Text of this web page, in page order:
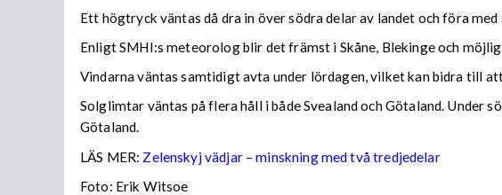
Ett högtryck väntas då dra in över södra delar av landet och föra
Enligt SMHI:s meteorolog blir det främst i Skåne, Blekinge och
Vindarna väntas samtidigt avta under lördagen, vilket kan bidra till
Solglimtar väntas på flera håll i både Svealand och Götaland. Under
Götaland.
LÄS MER: Zelenskyj vädjar – minskning med två tredjedelar
Foto: Erik Witsoe